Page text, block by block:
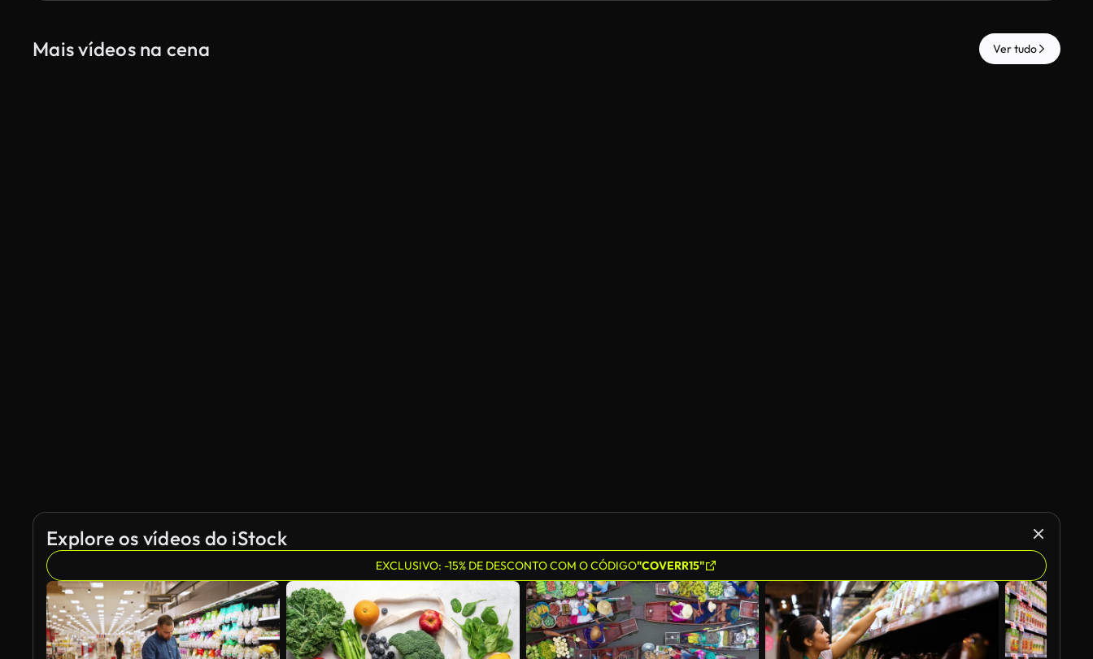
Mais vídeos na cena Ver tudo
Explore os vídeos do iStock
EXCLUSIVO: -15% DE DESCONTO COM O CÓDIGO"COVERR15"